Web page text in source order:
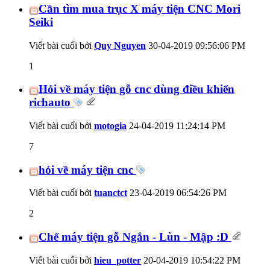
Cần tìm mua trục X máy tiện CNC Mori
Seiki
Viết bài cuối bởi Quy Nguyen 30-04-2019 09:56:06 PM
1
Hỏi về máy tiện gỗ cnc dùng điều khiển
richauto
Viết bài cuối bởi motogia 24-04-2019 11:24:14 PM
7
hỏi về máy tiện cnc
Viết bài cuối bởi tuanctct23-04-2019 06:54:26 PM
2
Chế máy tiện gỗ Ngắn - Lùn - Mập :D
Viết bài cuối bởi hieu_potter 20-04-2019 10:54:22 PM